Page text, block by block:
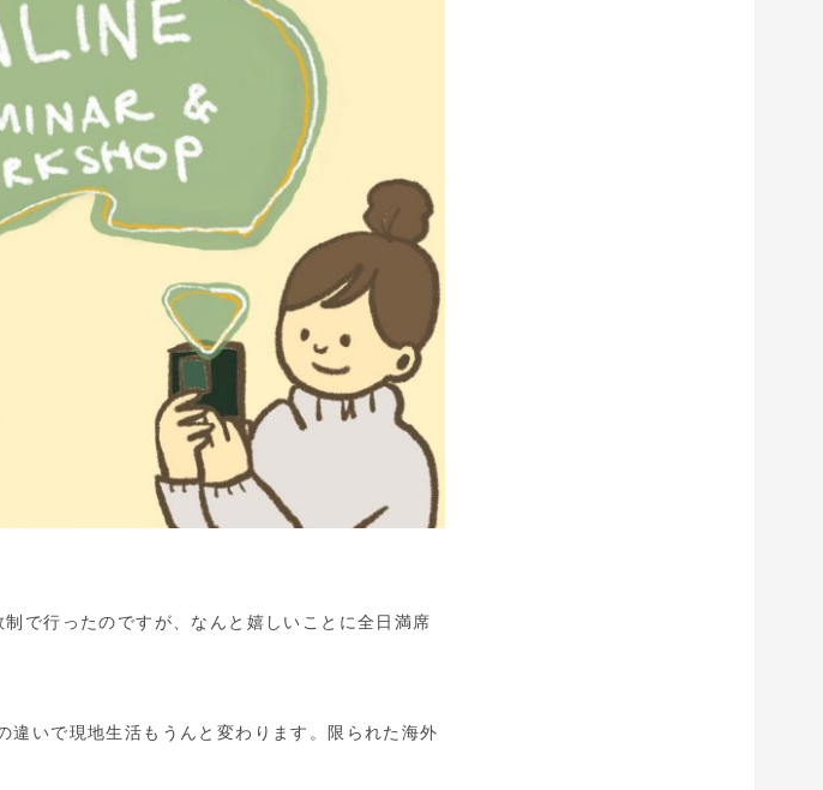
で行ったのですが、なんと嬉しいことに全日満席
いで現地生活もうんと変わります。限られた海外